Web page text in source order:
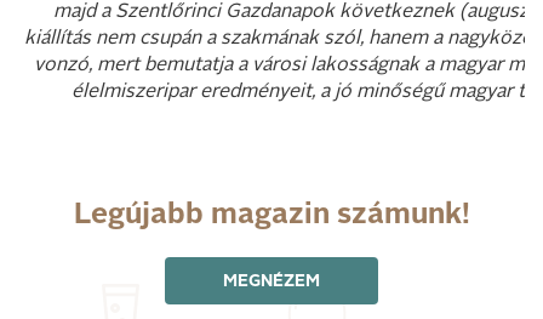
majd a Szentlőrinci Gazdanapok következnek
kiállítás nem csupán a szakmának szól, hanem a
vonzó, mert bemutatja a városi lakosságnak a magyar
élelmiszeripar eredményeit, a jó minőségű magyar
Legújabb magazin számunk!
MEGNÉZEM